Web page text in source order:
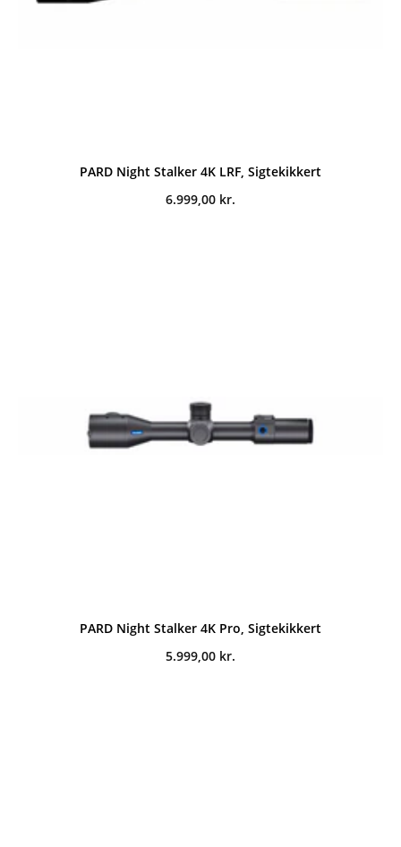
PARD Night Stalker 4K LRF, Sigtekikkert
6.999,00 kr.
PARD Night Stalker 4K Pro, Sigtekikkert
5.999,00 kr.